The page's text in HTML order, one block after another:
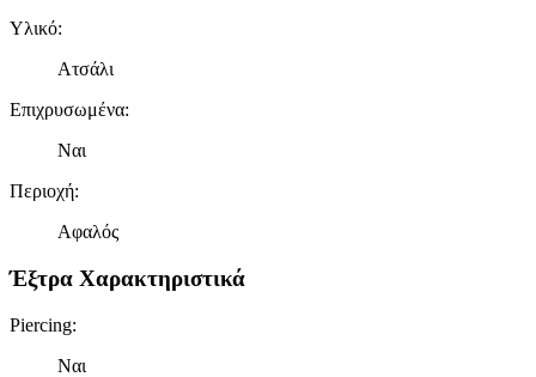
Υλικό:
Ατσάλι
Επιχρυσωμένα:
Ναι
Περιοχή:
Αφαλός
Έξτρα Χαρακτηριστικά
Piercing:
Ναι